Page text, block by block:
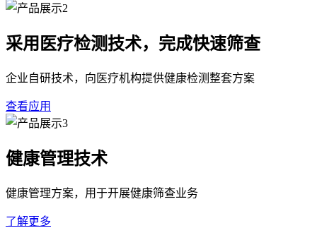
采用医疗检测技术，完成快速筛查
企业自研技术，向医疗机构提供健康检测整套方案
查看应用
健康管理技术
健康管理方案，用于开展健康筛查业务
了解更多